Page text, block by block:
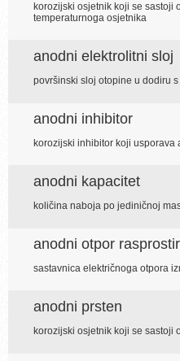
korozijski osjetnik koji se sastoji
temperaturnoga osjetnika
anodni elektrolitni sloj
površinski sloj otopine u dodiru
anodni inhibitor
korozijski inhibitor koji usporava
anodni kapacitet
količina naboja po jediničnoj
anodni otpor
sastavnica električnoga otpora
anodni prsten
korozijski osjetnik koji se sastoji